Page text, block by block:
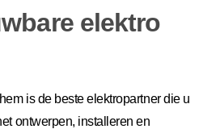
elektro
is de beste elektropartner die u
ontwerpen, installeren en